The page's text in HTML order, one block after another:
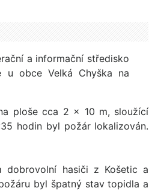
a informační středisko
u obce Velká Chyška na
ploše cca 2 × 10 m, sloužící
hodin byl požár lokalizován.
dobrovolní hasiči z Košetic a
byl špatný stav topidla a